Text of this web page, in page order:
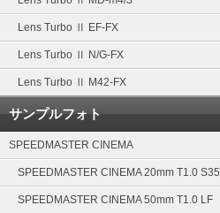
Lens Turbo Ⅱ EF-FX
Lens Turbo Ⅱ N/G-FX
Lens Turbo Ⅱ M42-FX
サンプルフォト
SPEEDMASTER CINEMA
SPEEDMASTER CINEMA 20mm T1.0 S35
SPEEDMASTER CINEMA 50mm T1.0 LF